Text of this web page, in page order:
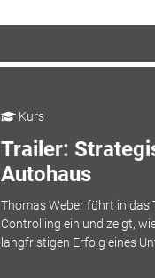
Kurs
Trailer:
Autohaus
Thomas Weber führt in das
Controlling ein und zeigt,
langfristigen Erfolg eines